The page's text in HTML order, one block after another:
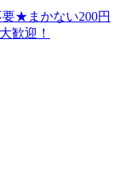
要★まかない200円
歓迎！